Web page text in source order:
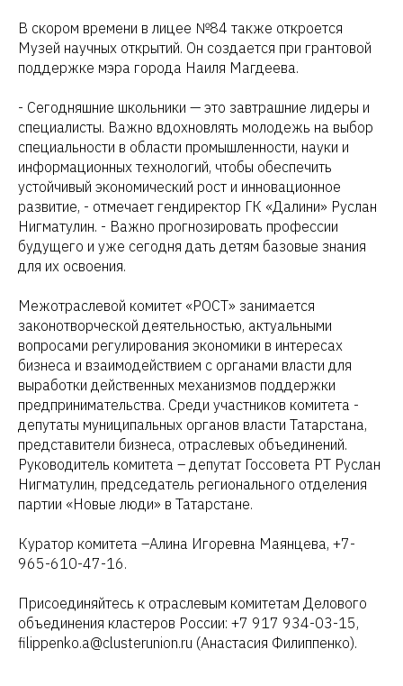
В скором времени в лицее №84 также откроется
Музей научных открытий. Он создается при грантовой
поддержке мэра города Наиля Магдеева.
- Сегодняшние школьники — это завтрашние лидеры и
специалисты. Важно вдохновлять молодежь на выбор
специальности в области промышленности, науки и
информационных технологий, чтобы обеспечить
устойчивый экономический рост и инновационное
развитие, - отмечает гендиректор ГК «Далини» Руслан
Нигматулин. - Важно прогнозировать профессии
будущего и уже сегодня дать детям базовые знания
для их освоения.
Межотраслевой комитет «РОСТ» занимается
законотворческой деятельностью, актуальными
вопросами регулирования экономики в интересах
бизнеса и взаимодействием с органами власти для
выработки действенных механизмов поддержки
предпринимательства. Среди участников комитета -
депутаты муниципальных органов власти Татарстана,
представители бизнеса, отраслевых объединений.
Руководитель комитета – депутат Госсовета РТ Руслан
Нигматулин, председатель регионального отделения
партии «Новые люди» в Татарстане.
Куратор комитета –Алина Игоревна Маянцева, +7-
965-610-47-16.
Присоединяйтесь к отраслевым комитетам Делового
объединения кластеров России: +7 917 934-03-15,
filippenko.a@clusterunion.ru (Анастасия Филиппенко).